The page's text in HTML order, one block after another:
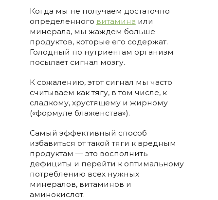
Когда мы не получаем достаточно
определенного витамина или
минерала, мы жаждем больше
продуктов, которые его содержат.
Голодный по нутриентам организм
посылает сигнал мозгу.
К сожалению, этот сигнал мы часто
считываем как тягу, в том числе, к
сладкому, хрустящему и жирному
(«формуле блаженства»).
Самый эффективный способ
избавиться от такой тяги к вредным
продуктам — это восполнить
дефициты и перейти к оптимальному
потреблению всех нужных
минералов, витаминов и
аминокислот.